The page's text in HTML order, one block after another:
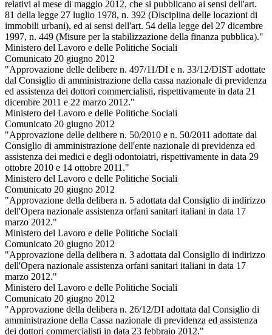
relativi al mese di maggio 2012, che si pubblicano ai sensi dell'art.
81 della legge 27 luglio 1978, n. 392 (Disciplina delle locazioni di
immobili urbani), ed ai sensi dell'art. 54 della legge del 27 dicembre
1997, n. 449 (Misure per la stabilizzazione della finanza pubblica)."
Ministero del Lavoro e delle Politiche Sociali
Comunicato 20 giugno 2012
"Approvazione delle delibere n. 497/11/DI e n. 33/12/DIST adottate
dal Consiglio di amministrazione della cassa nazionale di previdenza
ed assistenza dei dottori commercialisti, rispettivamente in data 21
dicembre 2011 e 22 marzo 2012."
Ministero del Lavoro e delle Politiche Sociali
Comunicato 20 giugno 2012
"Approvazione delle delibere n. 50/2010 e n. 50/2011 adottate dal
Consiglio di amministrazione dell'ente nazionale di previdenza ed
assistenza dei medici e degli odontoiatri, rispettivamente in data 29
ottobre 2010 e 14 ottobre 2011."
Ministero del Lavoro e delle Politiche Sociali
Comunicato 20 giugno 2012
"Approvazione della delibera n. 5 adottata dal Consiglio di indirizzo
dell'Opera nazionale assistenza orfani sanitari italiani in data 17
marzo 2012."
Ministero del Lavoro e delle Politiche Sociali
Comunicato 20 giugno 2012
"Approvazione della delibera n. 3 adottata dal Consiglio di indirizzo
dell'Opera nazionale assistenza orfani sanitari italiani in data 17
marzo 2012."
Ministero del Lavoro e delle Politiche Sociali
Comunicato 20 giugno 2012
"Approvazione della delibera n. 26/12/DI adottata dal Consiglio di
amministrazione della Cassa nazionale di previdenza ed assistenza
dei dottori commercialisti in data 23 febbraio 2012."